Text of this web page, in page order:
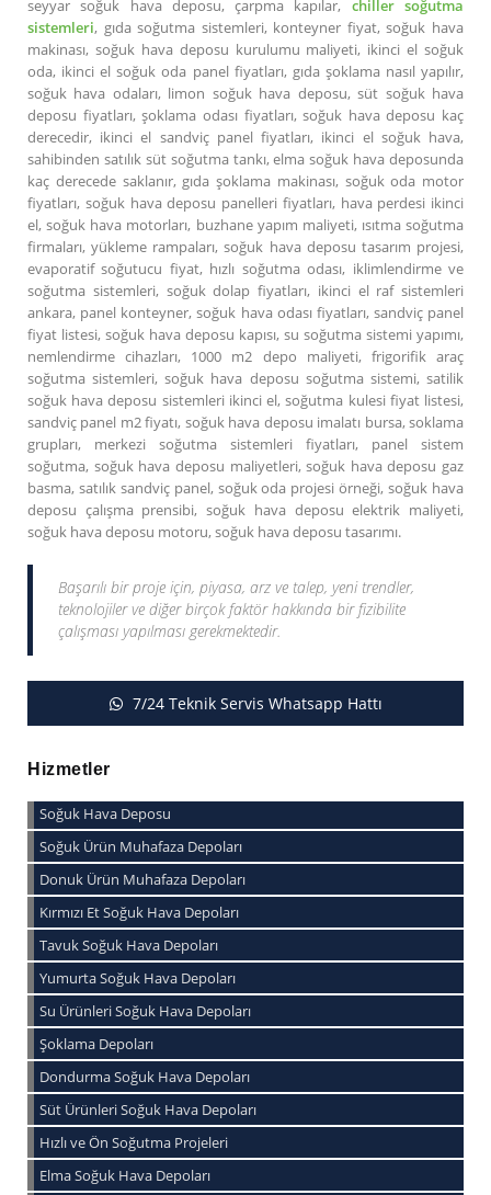
seyyar soğuk hava deposu, çarpma kapılar, chiller soğutma
sistemleri, gıda soğutma sistemleri, konteyner fiyat, soğuk hava
makinası, soğuk hava deposu kurulumu maliyeti, ikinci el soğuk
oda, ikinci el soğuk oda panel fiyatları, gıda şoklama nasıl yapılır,
soğuk hava odaları, limon soğuk hava deposu, süt soğuk hava
deposu fiyatları, şoklama odası fiyatları, soğuk hava deposu kaç
derecedir, ikinci el sandviç panel fiyatları, ikinci el soğuk hava,
sahibinden satılık süt soğutma tankı, elma soğuk hava deposunda
kaç derecede saklanır, gıda şoklama makinası, soğuk oda motor
fiyatları, soğuk hava deposu panelleri fiyatları, hava perdesi ikinci
el, soğuk hava motorları, buzhane yapım maliyeti, ısıtma soğutma
firmaları, yükleme rampaları, soğuk hava deposu tasarım projesi,
evaporatif soğutucu fiyat, hızlı soğutma odası, iklimlendirme ve
soğutma sistemleri, soğuk dolap fiyatları, ikinci el raf sistemleri
ankara, panel konteyner, soğuk hava odası fiyatları, sandviç panel
fiyat listesi, soğuk hava deposu kapısı, su soğutma sistemi yapımı,
nemlendirme cihazları, 1000 m2 depo maliyeti, frigorifik araç
soğutma sistemleri, soğuk hava deposu soğutma sistemi, satilik
soğuk hava deposu sistemleri ikinci el, soğutma kulesi fiyat listesi,
sandviç panel m2 fiyatı, soğuk hava deposu imalatı bursa, soklama
grupları, merkezi soğutma sistemleri fiyatları, panel sistem
soğutma, soğuk hava deposu maliyetleri, soğuk hava deposu gaz
basma, satılık sandviç panel, soğuk oda projesi örneği, soğuk hava
deposu çalışma prensibi, soğuk hava deposu elektrik maliyeti,
soğuk hava deposu motoru, soğuk hava deposu tasarımı.
Başarılı bir proje için, piyasa, arz ve talep, yeni trendler,
teknolojiler ve diğer birçok faktör hakkında bir fizibilite
çalışması yapılması gerekmektedir.
7/24 Teknik Servis Whatsapp Hattı
Hizmetler
Soğuk Hava Deposu
Soğuk Ürün Muhafaza Depoları
Donuk Ürün Muhafaza Depoları
Kırmızı Et Soğuk Hava Depoları
Tavuk Soğuk Hava Depoları
Yumurta Soğuk Hava Depoları
Su Ürünleri Soğuk Hava Depoları
Şoklama Depoları
Dondurma Soğuk Hava Depoları
Süt Ürünleri Soğuk Hava Depoları
Hızlı ve Ön Soğutma Projeleri
Elma Soğuk Hava Depoları